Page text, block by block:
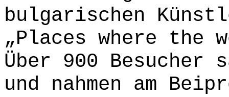
bulgarischen
„Places where the
Über 900 Besucher
und nahmen am